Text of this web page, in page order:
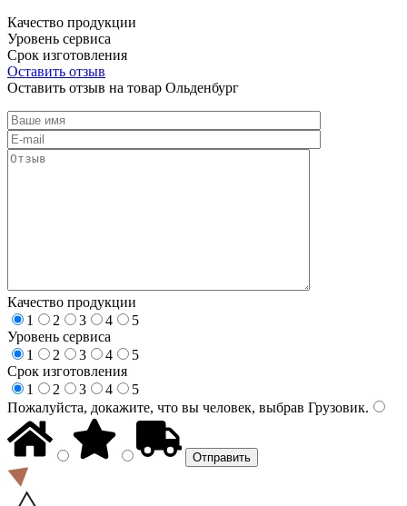
Качество продукции
Уровень сервиса
Срок изготовления
Оставить отзыв
Оставить отзыв на товар Ольденбург
Качество продукции
1
2 3 4
5
Уровень сервиса
1
2 3 4
5
Срок изготовления
1
2 3 4
5
Пожалуйста, докажите, что вы человек, выбрав Грузовик.